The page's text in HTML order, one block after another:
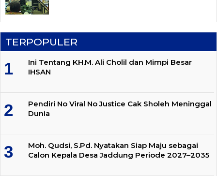
TERPOPULER
Ini Tentang KH.M. Ali Cholil dan Mimpi Besar
IHSAN
Pendiri No Viral No Justice Cak Sholeh Meninggal
Dunia
Moh. Qudsi, S.Pd. Nyatakan Siap Maju sebagai
Calon Kepala Desa Jaddung Periode 2027–2035